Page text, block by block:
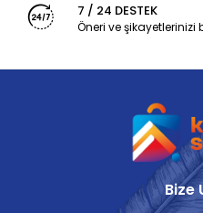
7 / 24 DESTEK
Öneri ve şikayetlerinizi
Bize